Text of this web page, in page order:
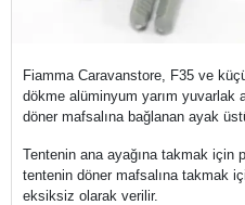
Fiamma Caravanstore, F35 ve
dökme alüminyum yarım yuvarlak
döner mafsalına bağlanan ayak
Tentenin ana ayağına takmak için
tentenin döner mafsalına takmak
eksiksiz olarak verilir.